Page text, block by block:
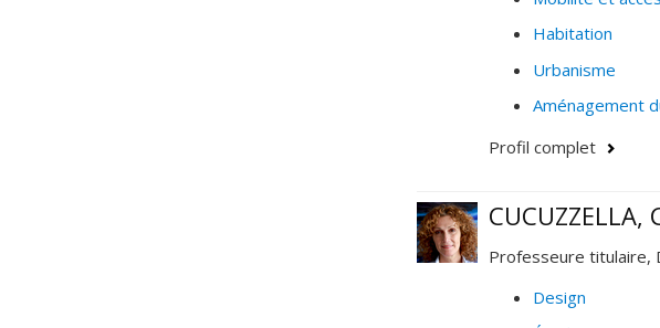
Habitation
Urbanisme
Aménagement
Profil complet
CUCUZZELLA,
Professeure titulaire,
Design